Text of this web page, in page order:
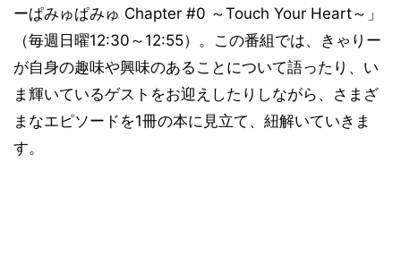
ーぱみゅぱみゅ Chapter #0 ～Touch Your Heart～」
（毎週日曜12:30～12:55）。この番組では、きゃりー
が自身の趣味や興味のあることについて語ったり、い
ま輝いているゲストをお迎えしたりしながら、さまざ
まなエピソードを1冊の本に見立て、紐解いていきま
す。